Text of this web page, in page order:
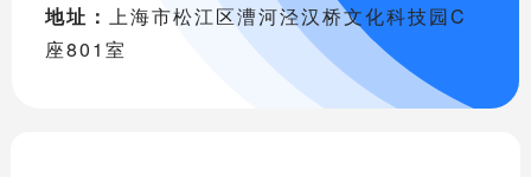
地址： 上海市松江区漕河泾汉桥文化科技园C
座801室